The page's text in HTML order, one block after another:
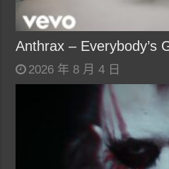
Anthrax – Everybody’s
2026 年 8 月 4 日